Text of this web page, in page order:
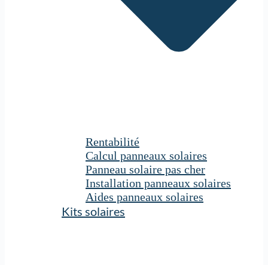
Rentabilité
Calcul panneaux solaires
Panneau solaire pas cher
Installation panneaux solaires
Aides panneaux solaires
Kits solaires